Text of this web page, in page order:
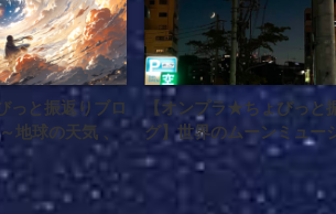
っと振返りブロ
地球の天気 、
【オンプラ★ちょびっと
グ】世界のムーンミュー